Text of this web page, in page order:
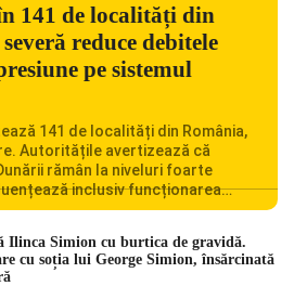
141 de localități din
reduce debitele
pe sistemul
141 de localități din România,
Autoritățile avertizează că
rămân la niveluri foarte
inclusiv funcționarea
Cernavodă. România se confruntă
perioade din punct de vedere
Lipsa […]
Ilinca Simion cu burtica de gravidă.
cu soția lui George Simion, însărcinată